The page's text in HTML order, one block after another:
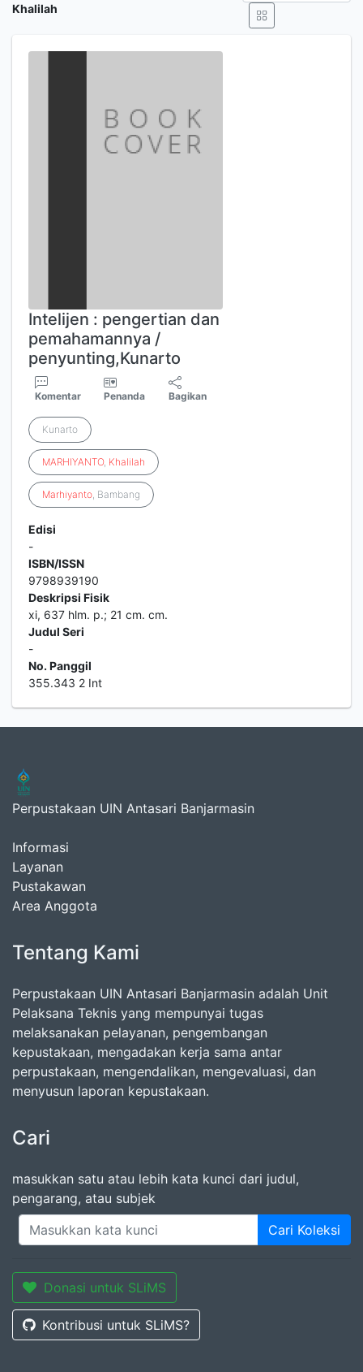
Khalilah
Intelijen : pengertian dan
pemahamannya /
penyunting,Kunarto
Komentar Penanda Bagikan
Kunarto
MARHIYANTO, Khalilah
Marhiyanto, Bambang
Edisi
-
ISBN/ISSN
9798939190
Deskripsi Fisik
xi, 637 hlm. p.; 21 cm. cm.
Judul Seri
-
No. Panggil
355.343 2 Int
Perpustakaan UIN Antasari Banjarmasin
Informasi
Layanan
Pustakawan
Area Anggota
Tentang Kami
Perpustakaan UIN Antasari Banjarmasin adalah Unit
Pelaksana Teknis yang mempunyai tugas
melaksanakan pelayanan, pengembangan
kepustakaan, mengadakan kerja sama antar
perpustakaan, mengendalikan, mengevaluasi, dan
menyusun laporan kepustakaan.
Cari
masukkan satu atau lebih kata kunci dari judul,
pengarang, atau subjek
Cari Koleksi
Donasi untuk SLiMS
Kontribusi untuk SLiMS?